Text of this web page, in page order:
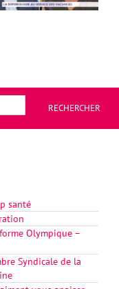
RECHERCHER
santé
Olympique –
Syndicale de la